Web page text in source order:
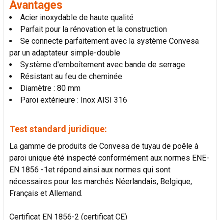
AU PANIER
Avantages
Acier inoxydable de haute qualité
Parfait pour la rénovation et la construction
Se connecte parfaitement avec la système Convesa
par un adaptateur simple-double
Système d'emboîtement avec bande de serrage
Résistant au feu de cheminée
Diamètre : 80 mm
Paroi extérieure : Inox AISI 316
Test standard juridique:
La gamme de produits de Convesa de tuyau de poêle à
paroi unique été inspecté conformément aux normes ENE-
EN 1856 -1et répond ainsi aux normes qui sont
nécessaires pour les marchés Néerlandais, Belgique,
Français et Allemand.
Certificat EN 1856-2 (certificat CE)